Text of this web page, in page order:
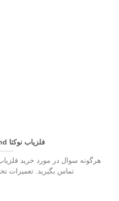
فلزیاب نوکتا Legend لجند
هرگونه سوال در مورد خرید
تماس بگیرید. تعمیرات